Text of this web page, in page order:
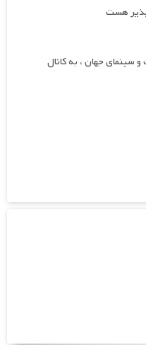
سینمای جهان ، به کانال